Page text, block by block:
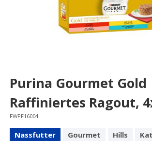
Purina Gourmet Gold
Raffiniertes Ragout,
FWPF16004
Nassfutter Gourmet Hills